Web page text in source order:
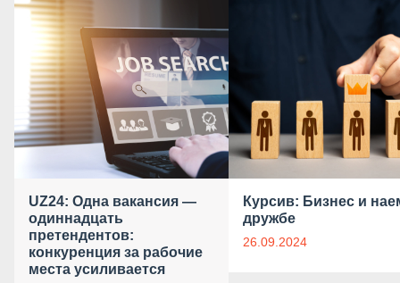
UZ24: Одна вакансия —
одиннадцать
претендентов:
конкуренция за рабочие
места усиливается
Курсив: Бизнес и
дружбе
26.09.2024